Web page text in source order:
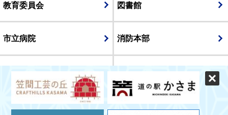
教育委員会 図書館
市立病院 消防本部
議会
表示 スマートフォン版 パソコン版